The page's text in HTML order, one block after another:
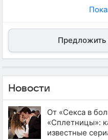
Предложить
Новости
От «Секса в
«Сплетницы»:
известные